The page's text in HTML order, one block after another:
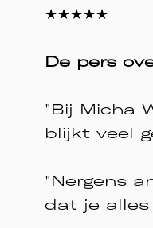
★★★★★
De pers
"Bij Micha
blijkt veel
"Nergens
dat je alles